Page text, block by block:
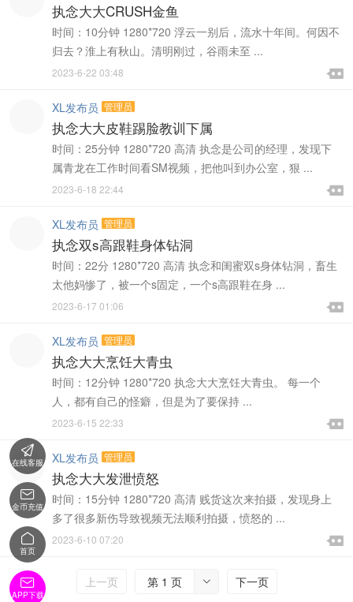
执念大大CRUSH金鱼
时间：10分钟 1280*720 浮云一别后，流水十年间。何因不
归去？淮上有秋山。清明刚过，谷雨未至 ...

2023-6-22 03:48 
XL发布员 管理员
执念大大皮鞋踢脸教训下属
时间：25分钟 1280*720 高清 执念是公司的经理，发现下
属青龙在工作时间看SM视频，把他叫到办公室，狠 ...

2023-6-18 22:44 
XL发布员 管理员
执念双s高跟鞋身体钻洞
时间：22分 1280*720 高清 执念和闺蜜双s身体钻洞，畜生
太他妈惨了，被一个s固定，一个s高跟鞋在身 ...

2023-6-17 01:06 
XL发布员 管理员
执念大大烹饪大青虫
时间：12分钟 1280*720 执念大大烹饪大青虫。 每一个
人，都有自己的怪癖，但是为了要保持 ...

2023-6-15 22:33 
XL发布员 管理员
执念大大发泄愤怒
时间：15分钟 1280*720 高清 贱货这次来拍摄，发现身上
多了很多新伤导致视频无法顺利拍摄，愤怒的 ...

2023-6-10 07:20 
上一页 
第 1 页 下一页

在线客服

金币充值

首页

APP下载